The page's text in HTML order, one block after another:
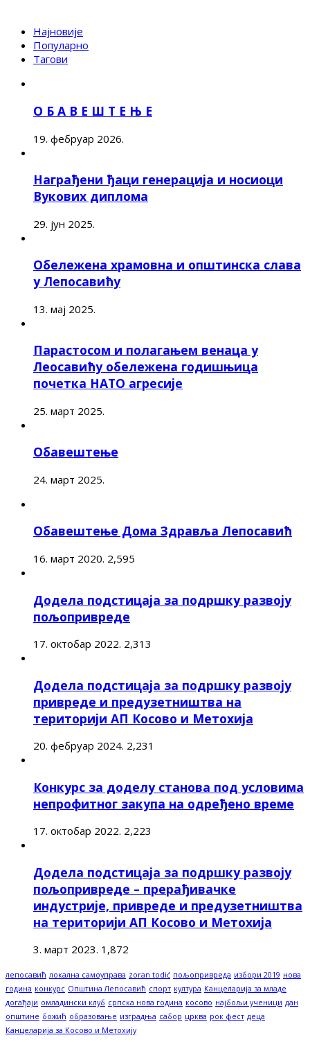
Најновије
Популарно
Тагови
О Б А В Е Ш Т Е Њ Е
19. фебруар 2026.
Награђени ђаци генерација и носиоци
Вукових диплома
29. јун 2025.
Обележена храмовна и општинска слава
у Лепосавићу
13. мај 2025.
Парастосом и полагањем венаца у
Леосавићу обележена годишњица
почетка НАТО агресије
25. март 2025.
Обавештење
24. март 2025.
Обавештење Дома Здравља Лепосавић
16. март 2020. 2,595
Додела подстицаја за подршку развоју
пољопривреде
17. октобар 2022. 2,313
Додела подстицаја за подршку развоју
привреде и предузетништва на
територији АП Косово и Метохија
20. фебруар 2024. 2,231
Конкурс за доделу станова под условима
непрофитног закупа на одређено време
17. октобар 2022. 2,223
Додела подстицаја за подршку развоју
пољопривреде – прерађивачке
индустрије, привреде и предузетништва
на територији АП Косово и Метохија
3. март 2023. 1,872
лепосавић локална самоуправа zoran todić пољопривреда избори 2019 нова
година конкурс Општина Лепосавић спорт култура Канцеларија за младе
догађаји омладински клуб српска нова година косово најбољи ученици дан
општине божић образовање изградња сабор црква рок фест деца
Канцеларија за Косово и Метохију